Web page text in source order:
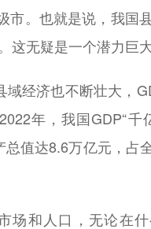
市。也就是说，我国
这无疑是一个潜力巨大
域经济也不断壮大，
年，我国GDP“千
总值达8.6万亿元，占
场和人口，无论在